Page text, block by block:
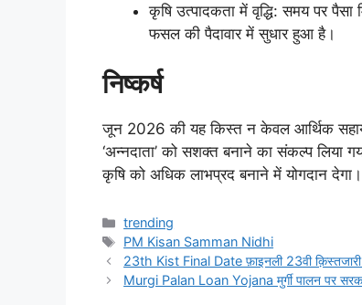
कृषि उत्पादकता में वृद्धि: समय पर
फसल की पैदावार में सुधार हुआ है।
निष्कर्ष
जून 2026 की यह किस्त न केवल आर्थिक
‘अन्नदाता’ को सशक्त बनाने का संकल्प लिया
कृषि को अधिक लाभप्रद बनाने में योगदान देगा।
Categories
trending
Tags
PM Kisan Samman Nidhi
23th Kist Final Date फ़ाइनली 23वी क़िस्तजारी
Murgi Palan Loan Yojana मुर्गी पालन पर